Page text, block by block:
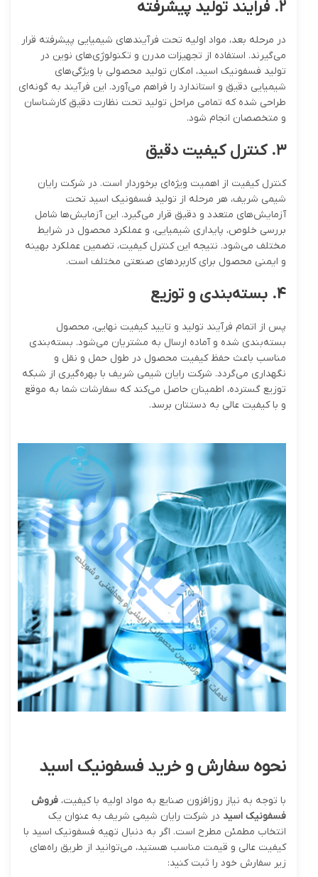
۲. فرایند تولید پیشرفته
در مرحله بعد، مواد اولیه تحت فرآیندهای شیمیایی پیشرفته قرار
می‌گیرند. استفاده از تجهیزات مدرن و تکنولوژی‌های نوین در
تولید فسفونیک اسید، امکان تولید محصولی با ویژگی‌های
شیمیایی دقیق و استاندارد را فراهم می‌آورد. این فرآیند به گونه‌ای
طراحی شده که تمامی مراحل تولید تحت نظارت دقیق کارشناسان
و متخصصان انجام شود.
۳.کنترل کیفیت دقیق
کنترل کیفیت از اهمیت ویژه‌ای برخوردار است. در شرکت رایان
شیمی شریف، هر مرحله از تولید فسفونیک اسید تحت
آزمایش‌های متعدد و دقیق قرار می‌گیرد. این آزمایش‌ها شامل
بررسی خلوص، پایداری شیمیایی، و عملکرد محصول در شرایط
مختلف می‌شود. نتیجه این کنترل کیفیت، تضمین عملکرد بهینه
و ایمنی محصول برای کاربردهای صنعتی مختلف است.
۴. بسته‌بندی و توزیع
پس از اتمام فرآیند تولید و تایید کیفیت نهایی، محصول
بسته‌بندی شده و آماده ارسال به مشتریان می‌شود. بسته‌بندی
مناسب باعث حفظ کیفیت محصول در طول حمل و نقل و
نگهداری می‌گردد. شرکت رایان شیمی شریف با بهره‌گیری از شبکه
توزیع گسترده، اطمینان حاصل می‌کند که سفارشات شما به موقع
و با کیفیت عالی به دستتان برسد.
نحوه سفارش و خرید فسفونیک اسید
با توجه به نیاز روزافزون صنایع به مواد اولیه با کیفیت، فروش
فسفونیک اسید در شرکت رایان شیمی شریف به عنوان یک
انتخاب مطمئن مطرح است. اگر به دنبال تهیه فسفونیک اسید با
کیفیت عالی و قیمت مناسب هستید، می‌توانید از طریق راه‌های
زیر سفارش خود را ثبت کنید: